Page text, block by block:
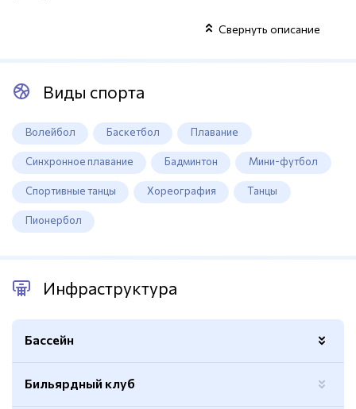
Свернуть описание
Виды спорта
Волейбол Баскетбол Плавание
Синхронное плавание Бадминтон Мини-футбол
Спортивные танцы Хореография Танцы
Пионербол
Инфраструктура
Бассейн
Количество дорожек
Бильярдный клуб